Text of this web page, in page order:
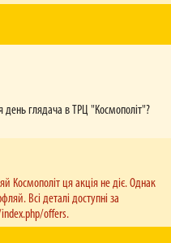
день глядача в ТРЦ "Космополіт"?
Космополіт ця акція не діє. Однак
Всі деталі доступні за
offers.